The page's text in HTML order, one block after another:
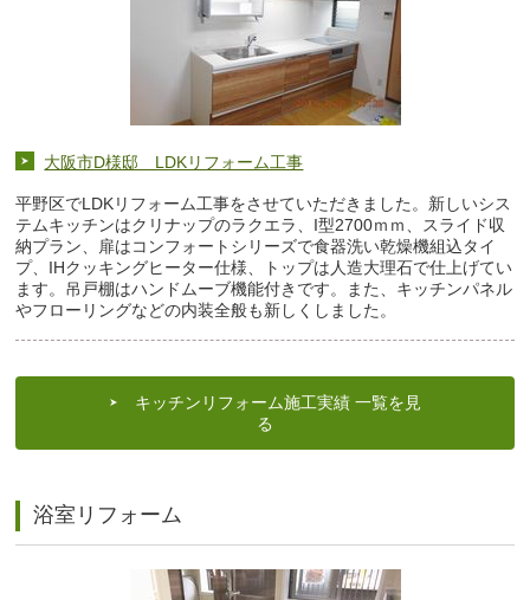
大阪市D様邸 LDKリフォーム工事
平野区でLDKリフォーム工事をさせていただきました。新しいシス
テムキッチンはクリナップのラクエラ、I型2700ｍｍ、スライド収
納プラン、扉はコンフォートシリーズで食器洗い乾燥機組込タイ
プ、IHクッキングヒーター仕様、トップは人造大理石で仕上げてい
ます。吊戸棚はハンドムーブ機能付きです。また、キッチンパネル
やフローリングなどの内装全般も新しくしました。
キッチンリフォーム施工実績 一覧を見
る
浴室リフォーム